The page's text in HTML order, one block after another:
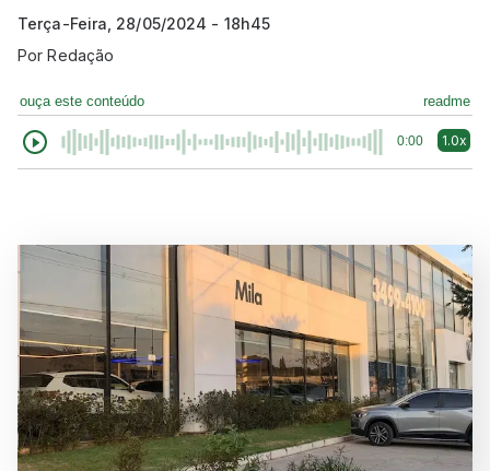
Terça-Feira, 28/05/2024 - 18h45
PorRedação
ouça este conteúdo readme
0:00 1.0x